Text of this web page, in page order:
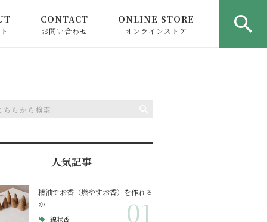
CONTACT
お問い合わせ
ONLINE STORE
オンラインストア
人気記事
精油でお香（燃やすお香）を作れる
か
線状香 01